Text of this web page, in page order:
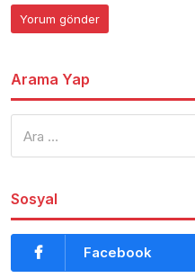
Arama Yap
Sosyal
Facebook